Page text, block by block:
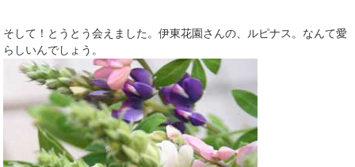
そして！とうとう会えました。伊東花園さんの、ルピナス。なんて愛
らしいんでしょう。